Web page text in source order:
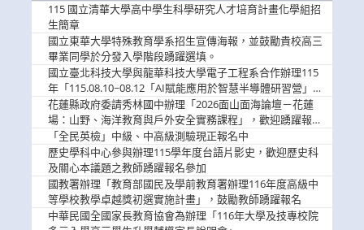
115 國立清華大學高中學生科學研究人才培育計畫化學組招
生簡章
國立東華大學特殊教育學系招生宣傳海報，並鼓勵貴校高三
畢業同學於分發入學階段踴躍選填。
國立臺北科技大學與龍華科技大學電子工程系合作辦理115
年「115.08.10~08.12「AI賦能應用於智慧半導體研習營」，
歡迎學生踴躍報名參加
花蓮縣政府委請秀林國中辦理「2026面山面海論壇－花蓮
場：山野、海洋教育與戶外安全實務課程」，歡迎踴躍報名
參加
「全民英檢」中級、中高級測驗現正報名中
歷史學科中心參與辦理115學年度台語片影史，歡迎歷史科
及關心本議題之教師踴躍報名參加
國教署辦理「教育部國民及學前教育署辦理116年度高級中
等學校教學卓越獎初選實施計畫」，鼓勵教師踴躍報名
中華民國全國家長教育協會為辦理「116年大學及技專校院